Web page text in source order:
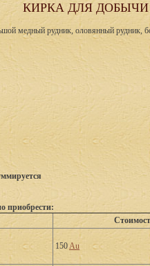
КИРКА ДЛЯ
медный рудник, оловянный рудник,
приобрести:
150Au